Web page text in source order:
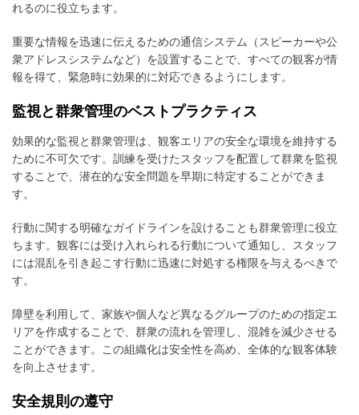
れるのに役立ちます。
重要な情報を迅速に伝えるための通信システム（スピーカーや公
衆アドレスシステムなど）を設置することで、すべての観客が情
報を得て、緊急時に効果的に対応できるようにします。
監視と群衆管理のベストプラクティス
効果的な監視と群衆管理は、観客エリアの安全な環境を維持する
ために不可欠です。訓練を受けたスタッフを配置して群衆を監視
することで、潜在的な安全問題を早期に特定することができま
す。
行動に関する明確なガイドラインを設けることも群衆管理に役立
ちます。観客には受け入れられる行動について通知し、スタッフ
には混乱を引き起こす行動に迅速に対処する権限を与えるべきで
す。
障壁を利用して、家族や個人など異なるグループのための指定エ
リアを作成することで、群衆の流れを管理し、混雑を減少させる
ことができます。この組織化は安全性を高め、全体的な観客体験
を向上させます。
安全規則の遵守